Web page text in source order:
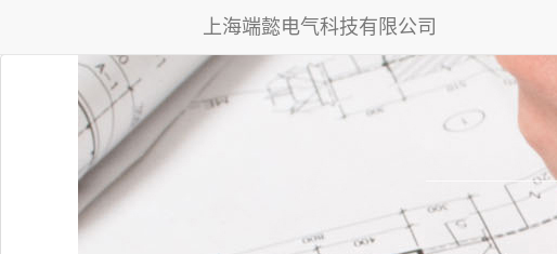
上海端懿电气科技有限公司